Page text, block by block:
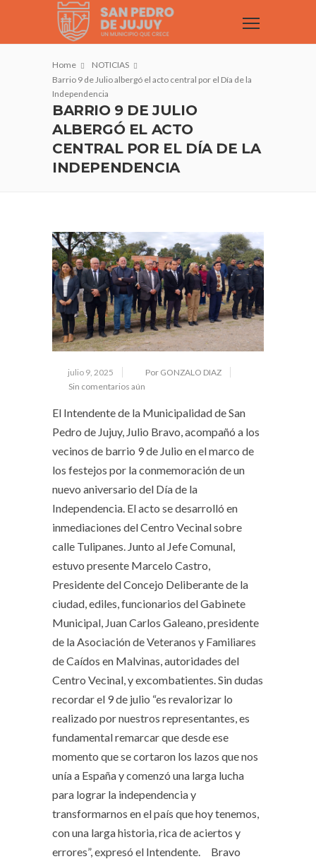
Home
NOTICIAS
Barrio 9 de Julio albergó el acto central por el Día de la
Independencia
BARRIO 9 DE JULIO
ALBERGÓ EL ACTO
CENTRAL POR EL DÍA DE LA
INDEPENDENCIA
julio 9, 2025
Por GONZALO DIAZ
Sin comentarios aún
El Intendente de la Municipalidad de San
Pedro de Jujuy, Julio Bravo, acompañó a los
vecinos de barrio 9 de Julio en el marco de
los festejos por la conmemoración de un
nuevo aniversario del Día de la
Independencia. El acto se desarrolló en
inmediaciones del Centro Vecinal sobre
calle Tulipanes. Junto al Jefe Comunal,
estuvo presente Marcelo Castro,
Presidente del Concejo Deliberante de la
ciudad, ediles, funcionarios del Gabinete
Municipal, Juan Carlos Galeano, presidente
de la Asociación de Veteranos y Familiares
de Caídos en Malvinas, autoridades del
Centro Vecinal, y excombatientes. Sin dudas
recordar el 9 de julio “es revalorizar lo
realizado por nuestros representantes, es
fundamental remarcar que desde ese
momento que se cortaron los lazos que nos
unía a España y comenzó una larga lucha
para lograr la independencia y
transformarnos en el país que hoy tenemos,
con una larga historia, rica de aciertos y
errores”, expresó el Intendente.
Bravo